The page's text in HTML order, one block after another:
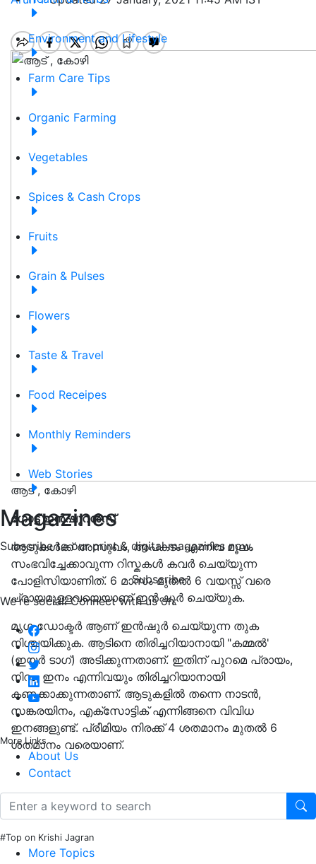
Environment and Lifestyle
Farm Care Tips
Organic Farming
Vegetables
Spices & Cash Crops
Fruits
Grain & Pulses
Flowers
Taste & Travel
Food Receipes
Monthly Reminders
Web Stories
Magazines
Subscribe to our print & digital magazines now.
Subscribe
We're social. Connect with us on:
More Links
About Us
Contact
#Top on Krishi Jagran
More Topics
ആട് , കോഴി
ഗോട്ട് ഇൻഷുറൻസ്
ആടുകൾക്ക് അസുഖം, അപകടം എന്നിവ മൂലം
സംഭവിച്ചേക്കാവുന്ന റിസ്കകൾ കവർ ചെയ്യുന്ന
പോളിസിയാണിത്. 6 മാസം മുതൽ 6 വയസ്സ് വരെ
പ്രായമുള്ളവയെയാണ് ഇൻഷുർ ചെയ്യുക.
മൃഗ ഡോക്ടർ ആണ് ഇൻഷുർ ചെയ്യുന്ന തുക
നിശ്ചയിക്കുക. ആടിനെ തിരിച്ചറിയാനായി "കമ്മൽ'
(ഇയർ ടാഗ്) അടിക്കുന്നതാണ്. ഇതിന് പുറമെ പ്രായം,
നിറം, ഇനം എന്നിവയും തിരിച്ചറിയാനായി
കണക്കാക്കുന്നതാണ്. ആടുകളിൽ തന്നെ നാടൻ,
സങ്കരയിനം, എക്സോട്ടിക് എന്നിങ്ങനെ വിവിധ
ഇനങ്ങളുണ്ട്. പ്രീമിയം നിരക്ക് 4 ശതമാനം മുതൽ 6
ശതമാനം വരെയാണ്.